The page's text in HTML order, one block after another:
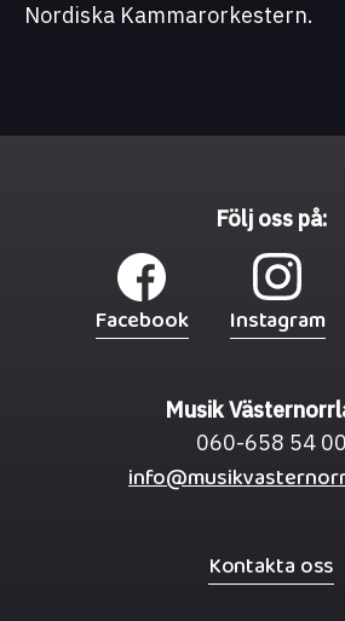
Nordiska Kammarorkestern.
Musik
060-658 54 00
Kontakta oss
Följ oss på:
Facebook Instagram